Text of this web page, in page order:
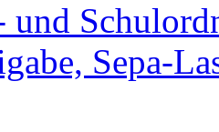
und
Sepa-